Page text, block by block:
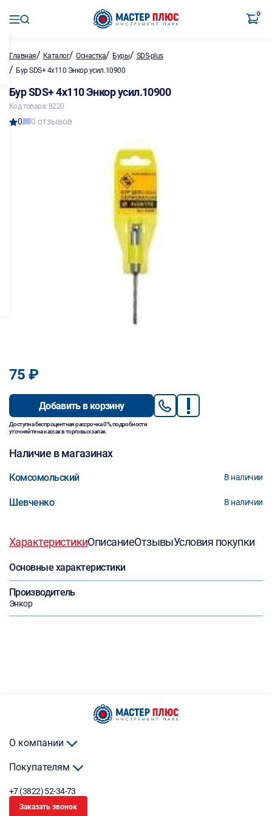
0
Главная/ Каталог/Оснастка/ Буры/ SDS-plus
/ Бур SDS+ 4х110 Энкор усил.10900
Бур SDS+ 4х110 Энкор усил.10900
Код товара: 8220
0 0 отзывов
75 ₽
Добавить в корзину
Доступна беспроцентная рассрочка 0%, подробности
уточняйте на кассах в торговых залах.
Наличие в магазинах
Комсомольский В наличии
Шевченко В наличии
ХарактеристикиОписаниеОтзывыУсловия покупки
Основные характеристики
Производитель
Энкор
О компании
Покупателям
+7 (3822) 52-34-73
Заказать звонок